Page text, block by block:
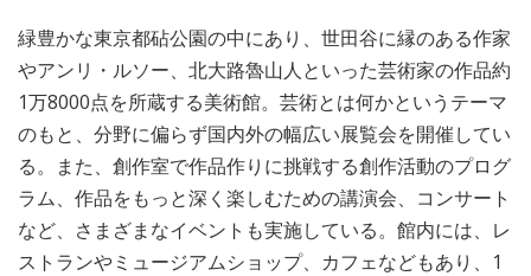
緑豊かな東京都砧公園の中にあり、世田谷に縁のある作家
やアンリ・ルソー、北大路魯山人といった芸術家の作品約
1万8000点を所蔵する美術館。芸術とは何かというテーマ
のもと、分野に偏らず国内外の幅広い展覧会を開催してい
る。また、創作室で作品作りに挑戦する創作活動のプログ
ラム、作品をもっと深く楽しむための講演会、コンサート
など、さまざまなイベントも実施している。館内には、レ
ストランやミュージアムショップ、カフェなどもあり、1